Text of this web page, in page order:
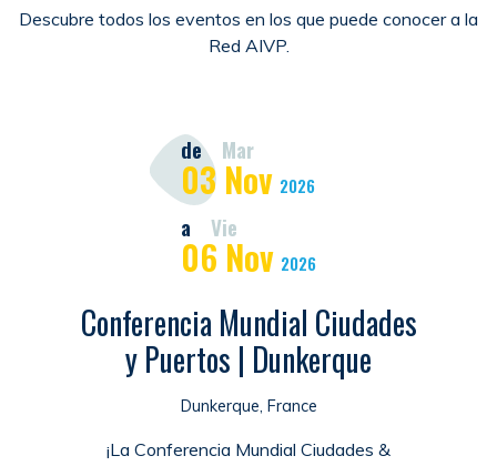
Descubre todos los eventos en los que puede conocer a la
Red AIVP.
de Mar
03 Nov 2026
a Vie
06 Nov 2026
Conferencia Mundial Ciudades
y Puertos | Dunkerque
Dunkerque, France
¡La Conferencia Mundial Ciudades &